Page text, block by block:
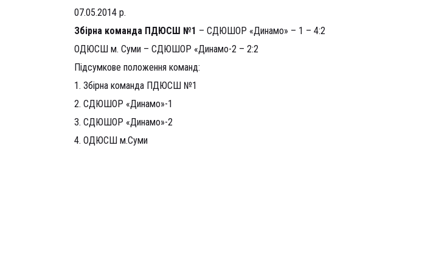
07.05.2014 р.
Збірна команда ПДЮСШ №1 – СДЮШОР «Динамо» – 1 – 4:2
ОДЮСШ м. Суми – СДЮШОР «Динамо-2 – 2:2
Підсумкове положення команд:
1. Збірна команда ПДЮСШ №1
2. СДЮШОР «Динамо»-1
3. СДЮШОР «Динамо»-2
4. ОДЮСШ м.Суми